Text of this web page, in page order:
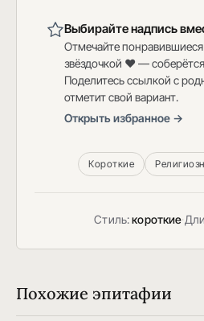
Выбирайте надпись
Отмечайте
звёздочкой ♥ —
Поделитесь ссылкой с
отметит свой вариант.
Открыть избранное →
Короткие
Стиль:короткие·
Похожие эпитафии